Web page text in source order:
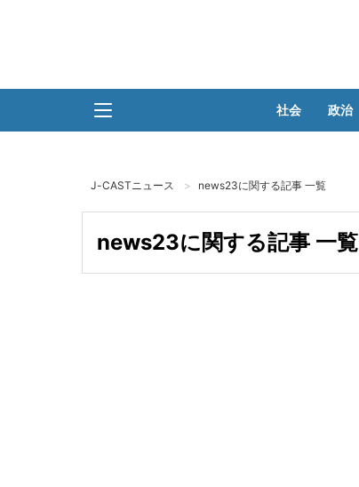
社会 政治
J-CASTニュース news23に関する記事 一覧
news23に関する記事 一覧